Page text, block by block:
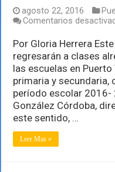
agosto 22, 2016
Comentarios
Por Gloria Herrera
regresarán a clases
las escuelas en
primaria y secundaria,
período escolar 2016-
González Córdoba,
este sentido, …
Leer Mas »